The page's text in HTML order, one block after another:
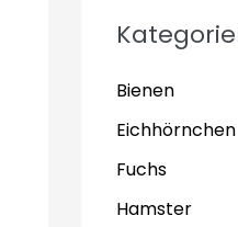
Bienen
Eichhörnchen
Fuchs
Hamster